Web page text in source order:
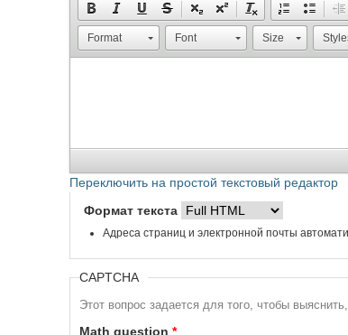
Format Font Size
Переключить на простой текстовый редактор
Формат текста
Адреса страниц и электронной почты
CAPTCHA
Этот вопрос задается для того, чтобы
Math question *